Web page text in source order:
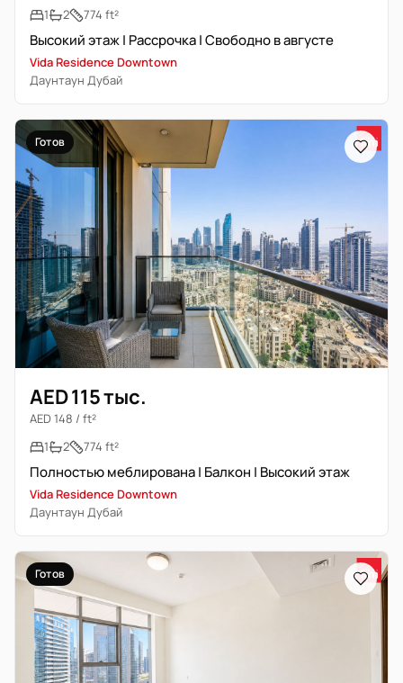
1
2 774 ft²
Высокий этаж | Рассрочка | Свободно в августе
Vida Residence Downtown
Даунтаун Дубай
Готов
AED 115 тыс.
AED 148 / ft²
1
2 774 ft²
Полностью меблирована | Балкон | Высокий этаж
Vida Residence Downtown
Даунтаун Дубай
Готов